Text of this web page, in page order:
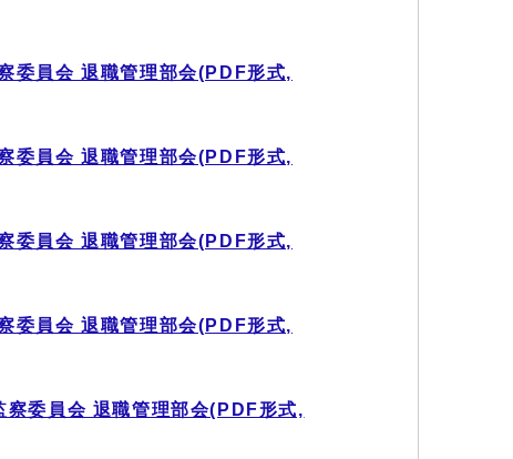
委員会 退職管理部会(PDF形式,
委員会 退職管理部会(PDF形式,
委員会 退職管理部会(PDF形式,
委員会 退職管理部会(PDF形式,
委員会 退職管理部会(PDF形式,